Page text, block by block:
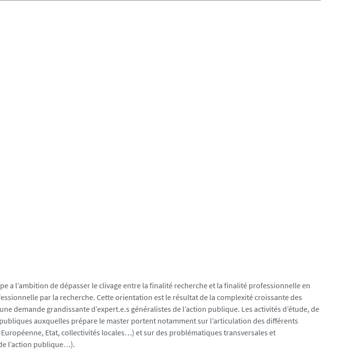
a l’ambition de dépasser le clivage entre la finalité recherche et la finalité professionnelle en
par la recherche. Cette orientation est le résultat de la complexité croissante des
demande grandissante d’expert.e.s généralistes de l’action publique. Les activités d’étude, de
auxquelles prépare le master portent notamment sur l’articulation des différents
Etat, collectivités locales…) et sur des problématiques transversales et
l’action publique…).